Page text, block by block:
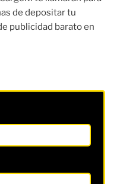
de depositar tu
publicidad barato en